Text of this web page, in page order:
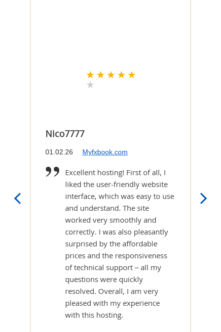
Nico7777
01.02.26 Myfxbook.com
Excellent hosting! First of all, I
liked the user-friendly website
interface, which was easy to use
and understand. The site
worked very smoothly and
correctly. I was also pleasantly
surprised by the affordable
prices and the responsiveness
of technical support – all my
questions were quickly
resolved. Overall, I am very
pleased with my experience
with this hosting.